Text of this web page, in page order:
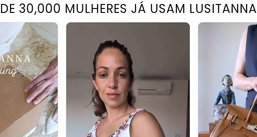
30,000 MULHERES JÁ USAM LUSITANNA